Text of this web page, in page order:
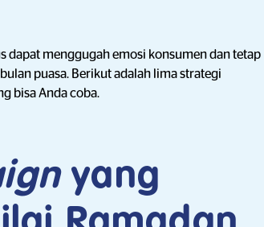
dapat menggugah emosi konsumen dan tetap
puasa. Berikut adalah lima strategi
bisa Anda coba.
yang